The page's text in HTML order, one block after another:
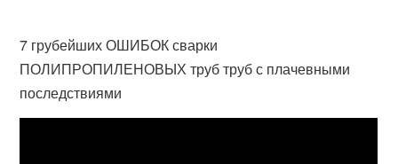
7 грубейших ОШИБОК сварки
ПОЛИПРОПИЛЕНОВЫХ труб труб с плачевными
последствиями